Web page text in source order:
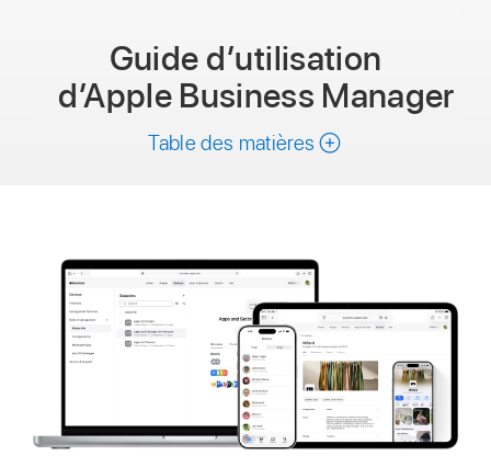
Guide d’utilisation
d’Apple Business Manager
Table des matières